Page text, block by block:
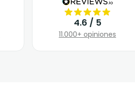
4.6 / 5
11.000+ opiniones